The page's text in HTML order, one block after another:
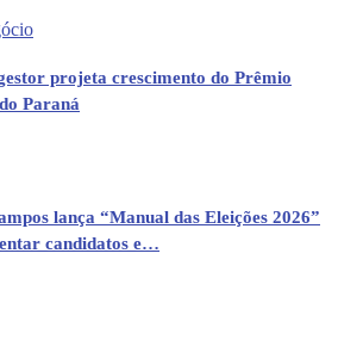
projeta crescimento do Prêmio
Paraná
lança “Manual das Eleições 2026”
candidatos e…